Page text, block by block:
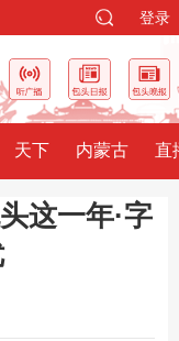
登录
天下 内蒙古 直
这一年·字